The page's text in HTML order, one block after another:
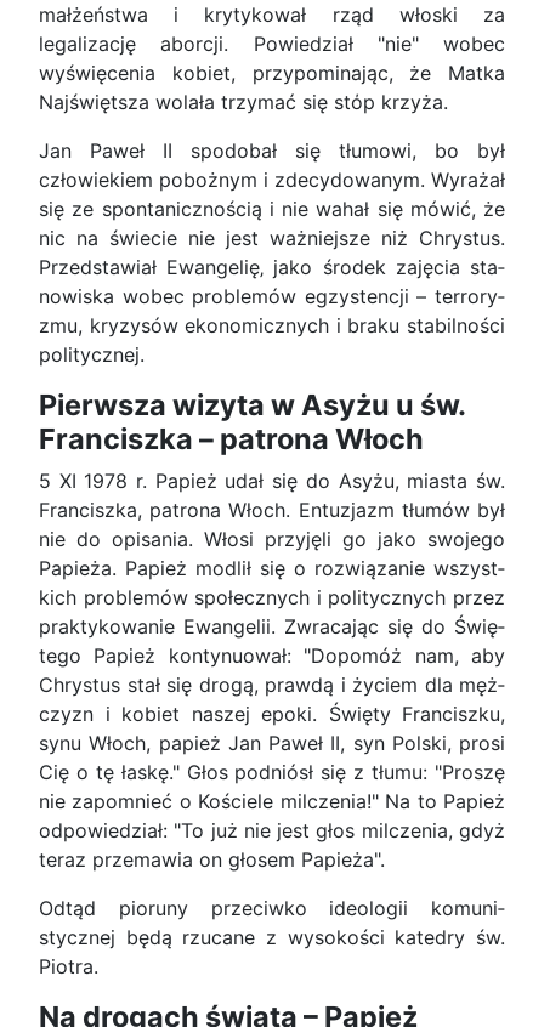
małżeństwa i krytykował rząd włoski za
legalizację aborcji. Powiedział "nie" wobec
wyświęcenia ko­biet, przypominając, że Matka
Najświętsza wolała trzy­mać się stόp krzyża.
Jan Paweł II spodobał się tłumowi, bo był
człowiekiem pobożnym i zdecydowanym. Wyrażał
się ze spontanicznością i nie wahał się mówić, że
nic na świecie nie jest ważniejsze niż Chrystus.
Przedstawiał Ewangelię‚ jako środek zajęcia sta­
nowiska wobec problemów egzystencji – terrory­
zmu, kryzysów ekonomicznych i braku stabilności
politycznej.
Pierwsza wizyta w Asyżu u św.
Franciszka – patrona Włoch
5 XI 1978 r. Papież udał się do Asyżu, miasta św.
Franciszka, patrona Włoch. Entuzjazm tłumów był
nie do opisania. Włosi przyjęli go jako swojego
Papieża. Papież modlił się o rozwiązanie wszyst­
kich problemów społecznych i politycznych przez
praktykowanie Ewangelii. Zwracając się do Świę­
tego Papież kontynuował: "Dopomóż nam, aby
Chrystus stał się drogą, prawdą i życiem dla męż­
czyzn i kobiet naszej epoki. Święty Franciszku,
synu Włoch, papież Jan Paweł II, syn Polski, prosi
Cię o tę łaskę." Głos podniósł się z tłumu: "Proszę
nie zapomnieć o Kościele milczenia!" Na to Pa­pież
odpowiedział: "To już nie jest głos milczenia, gdyż
teraz przemawia on głosem Papieża".
Odtąd pioruny przeciwko ideologii komuni­
stycznej będą rzucane z wysokości katedry św.
Piotra.
Na drogach świata – Papież